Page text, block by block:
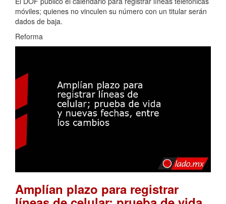
móviles; quienes no vinculen su número con un titular serán
dados de baja.
Reforma
Amplían plazo para registrar